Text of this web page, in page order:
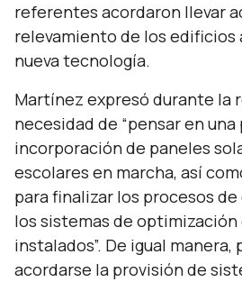
referentes acordaron llevar
relevamiento de los edificios
nueva tecnología.
Martínez expresó durante la
necesidad de “pensar en
incorporación de paneles
escolares en marcha, así
para finalizar los procesos
los sistemas de
instalados”. De igual manera,
acordarse la provisión de